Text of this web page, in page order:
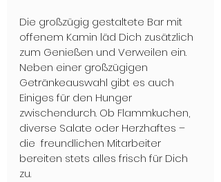
Die großzügig gestaltete Bar mit
offenem Kamin läd Dich zusätzlich
zum Genießen und Verweilen ein.
Neben einer großzügigen
Getränkeauswahl gibt es auch
Einiges für den Hunger
zwischendurch. Ob Flammkuchen,
diverse Salate oder Herzhaftes –
die  freundlichen Mitarbeiter
bereiten stets alles frisch für Dich
zu.